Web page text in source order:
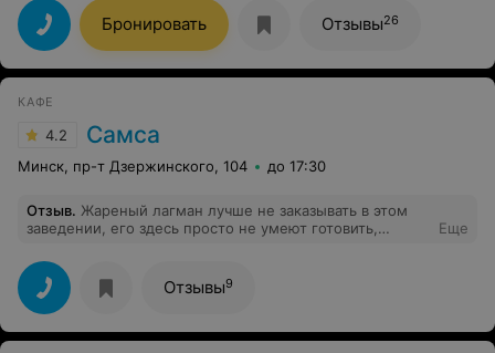
Бронировать Отзывы26
КАФЕ
4.2 Самса
Минск, пр-т Дзержинского, 104 до 17:30
Отзыв. Жареный лагман лучше не заказывать в этом
заведении, его здесь просто не умеют готовить,
кислых помидор и пасты, овощи не жареные, хруст
должен быть, они здесь тушенные, мясо не жуется от
слова совсем, тесто (лапша) ползёт, т.к.
Еще
Отзывы9